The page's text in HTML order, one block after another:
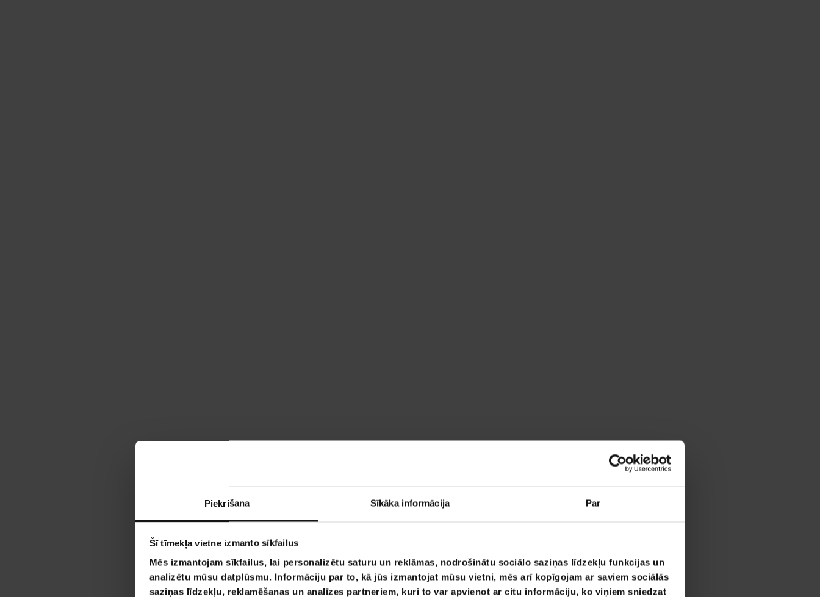
Piekrišana Sīkāka informācija Par
Šī tīmekļa vietne izmanto sīkfailus
Mēs izmantojam sīkfailus, lai personalizētu saturu un reklāmas, nodrošinātu sociālo saziņas līdzekļu funkcijas un
analizētu mūsu datplūsmu. Informāciju par to, kā jūs izmantojat mūsu vietni, mēs arī kopīgojam ar saviem sociālās
saziņas līdzekļu, reklamēšanas un analīzes partneriem, kuri to var apvienot ar citu informāciju, ko viņiem sniedzat